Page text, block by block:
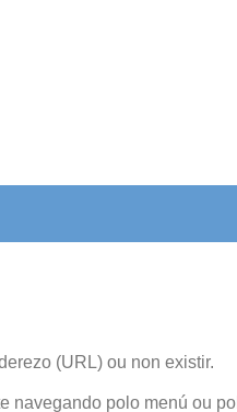
(URL) ou non existir.
navegando polo menú ou